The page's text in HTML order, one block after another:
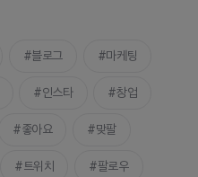
블로그 마케팅
인스타 창업
좋아요 맞팔
트위치 팔로우